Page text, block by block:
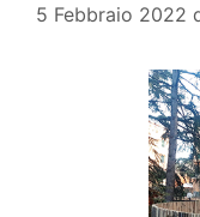
5 Febbraio 2022